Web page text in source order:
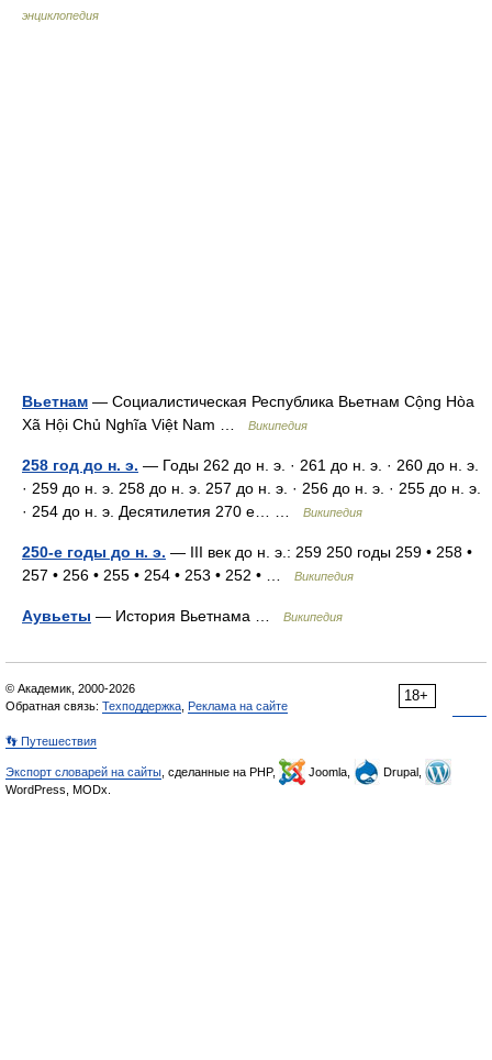
энциклопедия
Вьетнам — Социалистическая Республика Вьетнам Cộng Hòa
Xã Hội Chủ Nghĩa Việt Nam …
Википедия
258 год до н. э. — Годы 262 до н. э. · 261 до н. э. · 260 до н. э.
· 259 до н. э. 258 до н. э. 257 до н. э. · 256 до н. э. · 255 до н. э.
· 254 до н. э. Десятилетия 270 е… …
Википедия
250-е годы до н. э. — III век до н. э.: 259 250 годы 259 • 258 •
257 • 256 • 255 • 254 • 253 • 252 • …
Википедия
Аувьеты — История Вьетнама … Википедия
18+
© Академик, 2000-2026
Обратная связь: Техподдержка Реклама на сайте
👣 Путешествия
Экспорт словарей на сайты , сделанные на PHP, Joomla,
Drupal,
WordPress, MODx.